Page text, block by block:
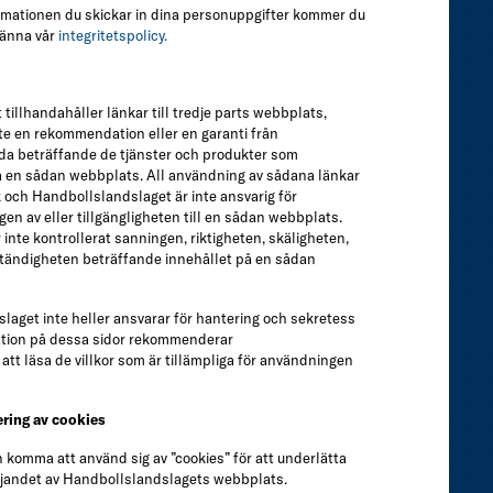
du skickar in dina personuppgifter kommer du
vår integritetspolicy.
tillhandahåller länkar till tredje parts webbplats,
en rekommendation eller en garanti från
beträffande de tjänster och produkter som
sådan webbplats. All användning av sådana länkar
och Handbollslandslaget är inte ansvarig för
av eller tillgängligheten till en sådan webbplats.
kontrollerat sanningen, riktigheten, skäligheten,
beträffande innehållet på en sådan
inte heller ansvarar för hantering och sekretess
på dessa sidor rekommenderar
läsa de villkor som är tillämpliga för användningen
av cookies
att använd sig av ”cookies” för att underlätta
av Handbollslandslagets webbplats.